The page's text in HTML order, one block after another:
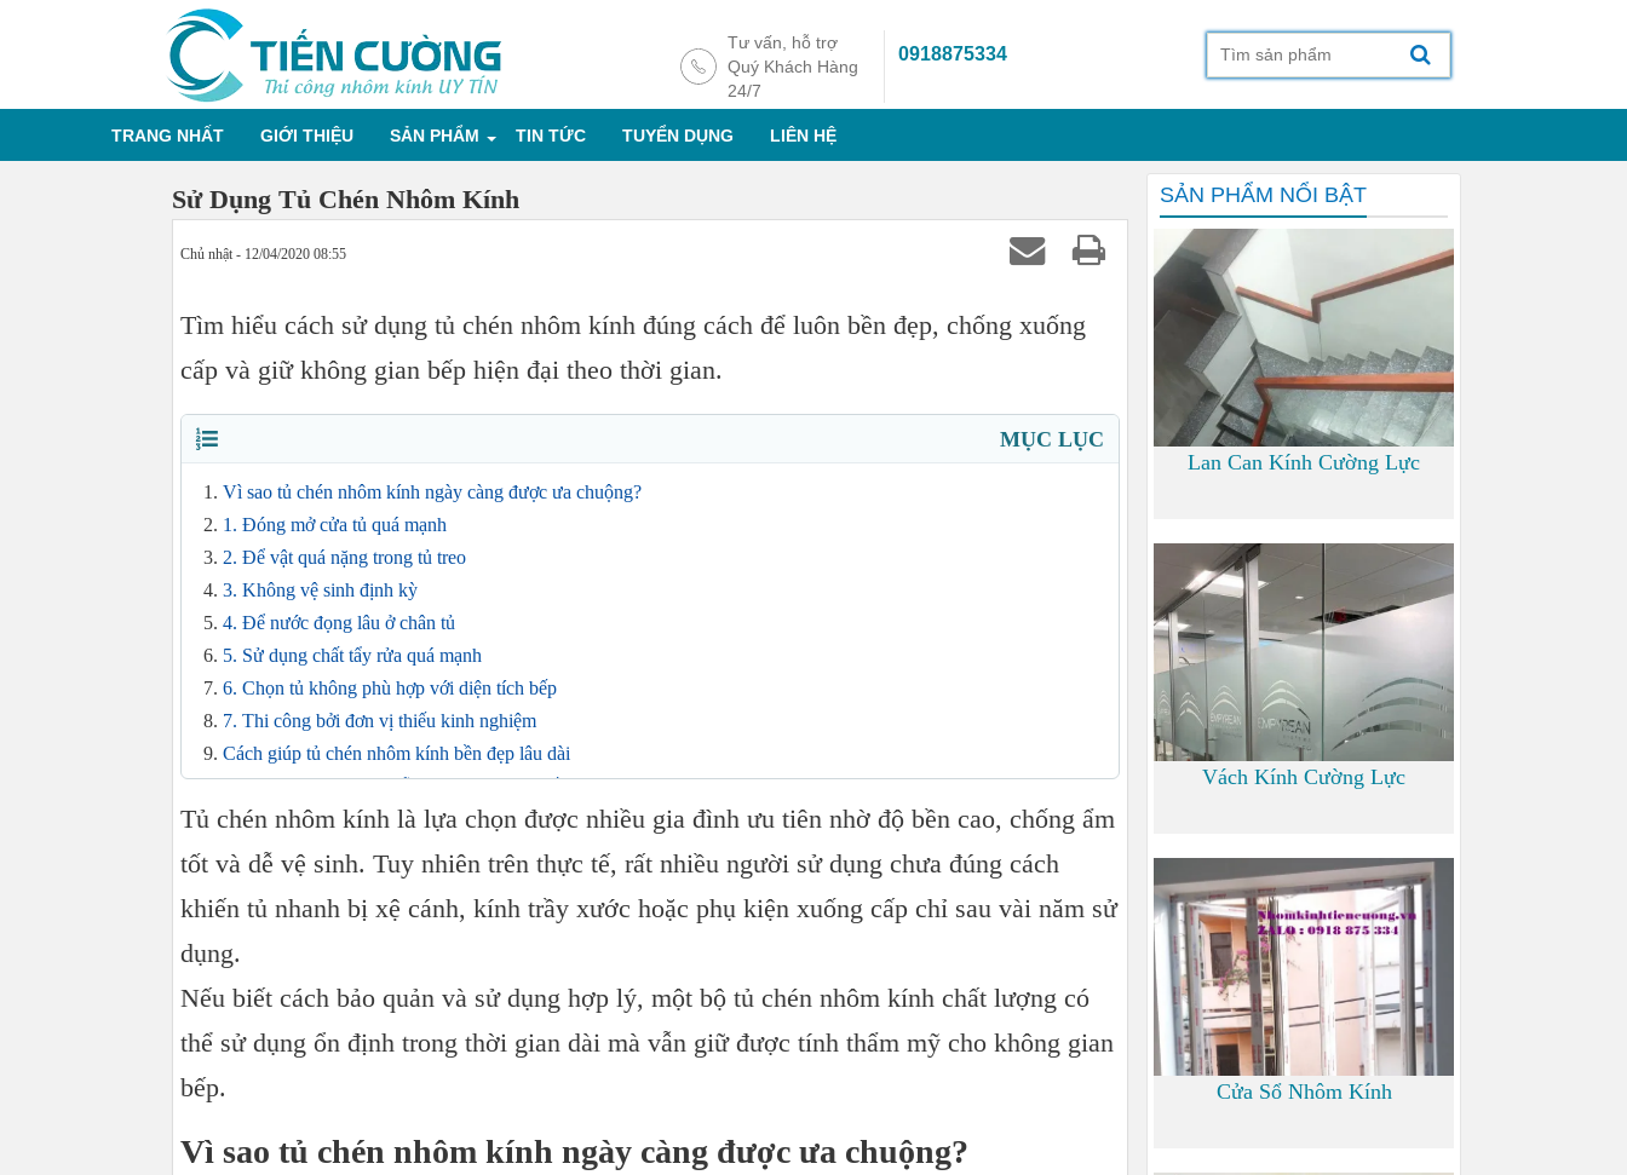
Tư vấn, hỗ trợ
Quý Khách Hàng
24/7
0918875334
TRANG NHẤT GIỚI THIỆU SẢN PHẨM TIN TỨC TUYỂN DỤNG LIÊN HỆ
Sử Dụng Tủ Chén Nhôm Kính
Chủ nhật - 12/04/2020 08:55
Tìm hiểu cách sử dụng tủ chén nhôm kính đúng cách để luôn bền đẹp, chống xuống
cấp và giữ không gian bếp hiện đại theo thời gian.
MỤC LỤC
Vì sao tủ chén nhôm kính ngày càng được ưa chuộng?
1. Đóng mở cửa tủ quá mạnh
2. Để vật quá nặng trong tủ treo
3. Không vệ sinh định kỳ
4. Để nước đọng lâu ở chân tủ
5. Sử dụng chất tẩy rửa quá mạnh
6. Chọn tủ không phù hợp với diện tích bếp
7. Thi công bởi đơn vị thiếu kinh nghiệm
Cách giúp tủ chén nhôm kính bền đẹp lâu dài
Tham khảo thêm các mẫu tủ nhôm kính chất lượng
Tủ chén nhôm kính là lựa chọn được nhiều gia đình ưu tiên nhờ độ bền cao, chống ẩm
tốt và dễ vệ sinh. Tuy nhiên trên thực tế, rất nhiều người sử dụng chưa đúng cách
khiến tủ nhanh bị xệ cánh, kính trầy xước hoặc phụ kiện xuống cấp chỉ sau vài năm sử
dụng.
Nếu biết cách bảo quản và sử dụng hợp lý, một bộ tủ chén nhôm kính chất lượng có
thể sử dụng ổn định trong thời gian dài mà vẫn giữ được tính thẩm mỹ cho không gian
bếp.
Vì sao tủ chén nhôm kính ngày càng được ưa chuộng?
SẢN PHẨM NỔI BẬT
Lan Can Kính Cường Lực
Vách Kính Cường Lực
0
Cửa Sổ Nhôm Kính